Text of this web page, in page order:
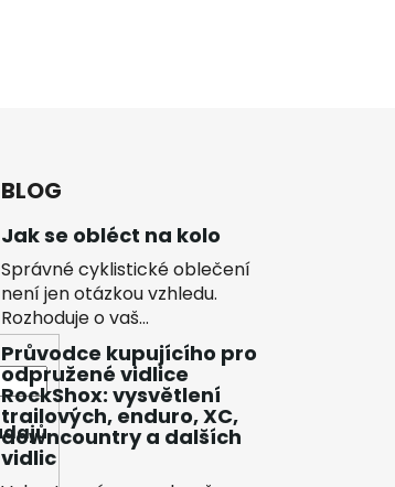
BLOG
Jak se obléct na kolo
Správné cyklistické oblečení
není jen otázkou vzhledu.
Rozhoduje o vaš...
Průvodce kupujícího pro
odpružené vidlice
RockShox: vysvětlení
trailových, enduro, XC,
downcountry a dalších
vidlic